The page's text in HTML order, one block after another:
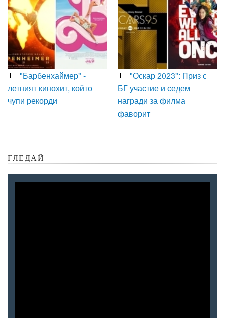
"Барбенхаймер" -
летният кинохит, който
чупи рекорди
"Оскар 2023": Приз с
БГ участие и седем
награди за филма
фаворит
ГЛЕДАЙ